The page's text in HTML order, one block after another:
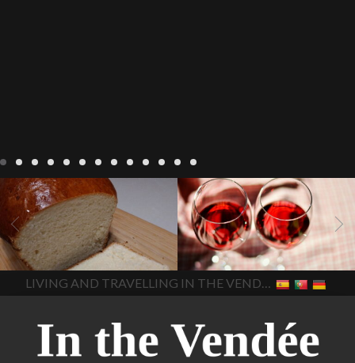
Recepten Wonen
baken in
Frankrijk bakken in de
Vendee
brood bakken
brood met gist gist brood
het beste brood hoe moet
ik brood bakken is melk
brood gezond is melkbrood
gezond mama's brood melk
brood melk brood en
wat is melkbrood
zijn melk
brood en brioche hetzelfde
brood
In The Vendee
Blog Wonen beaujolais
2022 Beaujolais Nouveau
2022 De wijnmakers laten
de druiventrossen gisten in
een anaërobe donderdag
17 november 2022 is
beaujolais dag hoe lang is
Beaujolais Nouveau
houdbaar hoeveel flessen
verkocht
is Beaujolais
Nouveau een fruitige wijn
kooldioxiderijke omgeving.
In The Vendee